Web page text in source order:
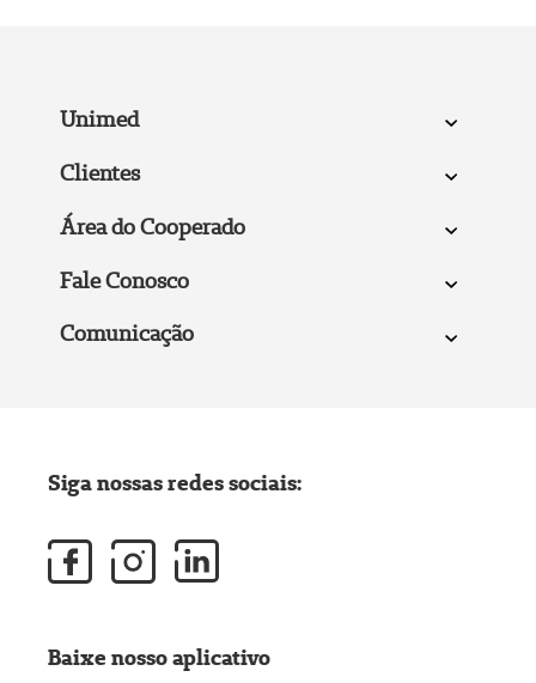
Unimed
Clientes
Área do Cooperado
Fale Conosco
Comunicação
Siga nossas redes sociais:
Baixe nosso aplicativo